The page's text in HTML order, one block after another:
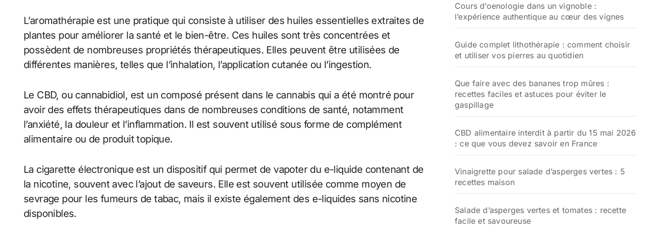
L’aromathérapie est une pratique qui consiste à utiliser des huiles essentielles extraites de
plantes pour améliorer la santé et le bien-être. Ces huiles sont très concentrées et
possèdent de nombreuses propriétés thérapeutiques. Elles peuvent être utilisées de
différentes manières, telles que l’inhalation, l’application cutanée ou l’ingestion.
Le CBD, ou cannabidiol, est un composé présent dans le cannabis qui a été montré pour
avoir des effets thérapeutiques dans de nombreuses conditions de santé, notamment
l’anxiété, la douleur et l’inflammation. Il est souvent utilisé sous forme de complément
alimentaire ou de produit topique.
La cigarette électronique est un dispositif qui permet de vapoter du e-liquide contenant de
la nicotine, souvent avec l’ajout de saveurs. Elle est souvent utilisée comme moyen de
sevrage pour les fumeurs de tabac, mais il existe également des e-liquides sans nicotine
disponibles.
Cours d’oenologie dans un vignoble :
l’expérience authentique au cœur des vignes
Guide complet lithothérapie : comment choisir
et utiliser vos pierres au quotidien
Que faire avec des bananes trop mûres :
recettes faciles et astuces pour éviter le
gaspillage
CBD alimentaire interdit à partir du 15 mai 2026
: ce que vous devez savoir en France
Vinaigrette pour salade d’asperges vertes : 5
recettes maison
Salade d’asperges vertes et tomates : recette
facile et savoureuse